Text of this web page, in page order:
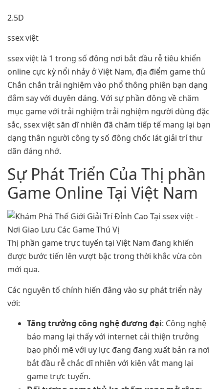
2.5D
ssex việt
ssex việt là 1 trong số đông nơi bắt đầu rễ tiêu khiển
online cực kỳ nổi nhảy ở Việt Nam, địa điểm game thủ
Chắn chắn trải nghiệm vào phổ thông phiên bạn dạng
đắm say với duyên dáng. Với sự phần đông về chăm
mục game với trải nghiệm trải nghiệm người dùng đặc
sắc, ssex việt săn dĩ nhiên đã chăm tiếp tế mang lại bạn
dạng thân người công ty số đông chốc lát giải trí thư
dãn đáng nhớ.
Sự Phát Triển Của Thị phần
Game Online Tại Việt Nam
Thị phần game trực tuyến tại Việt Nam đang khiến
được bước tiến lên vượt bậc trong thời khắc vừa còn
mới qua.
Các nguyên tố chính hiến đâng vào sự phát triển này
với:
Tăng trưởng công nghệ đương đại: Công nghệ
báo mang lại thấy với internet cải thiện trưởng
bạo phổi mẽ với uy lực đang đang xuất bản ra nơi
bắt đầu rễ chắc dĩ nhiên với kiên vắt mang lại
game trực tuyến.